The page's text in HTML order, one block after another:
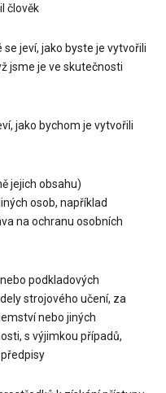
člověk
jeví, jako byste je vytvořili
jsme je ve skutečnosti
jako bychom je vytvořili
jejich obsahu)
osob, například
na ochranu osobních
podkladových
strojového učení, za
nebo jiných
s výjimkou případů,